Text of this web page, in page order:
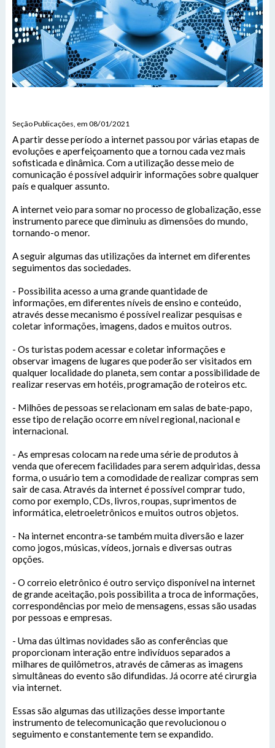
Seção Publicações, em 08/01/2021
A partir desse período a internet passou por várias etapas de
evoluções e aperfeiçoamento que a tornou cada vez mais
sofisticada e dinâmica. Com a utilização desse meio de
comunicação é possível adquirir informações sobre qualquer
país e qualquer assunto.
A internet veio para somar no processo de globalização, esse
instrumento parece que diminuiu as dimensões do mundo,
tornando-o menor.
A seguir algumas das utilizações da internet em diferentes
seguimentos das sociedades.
- Possibilita acesso a uma grande quantidade de
informações, em diferentes níveis de ensino e conteúdo,
através desse mecanismo é possível realizar pesquisas e
coletar informações, imagens, dados e muitos outros.
- Os turistas podem acessar e coletar informações e
observar imagens de lugares que poderão ser visitados em
qualquer localidade do planeta, sem contar a possibilidade de
realizar reservas em hotéis, programação de roteiros etc.
- Milhões de pessoas se relacionam em salas de bate-papo,
esse tipo de relação ocorre em nível regional, nacional e
internacional.
- As empresas colocam na rede uma série de produtos à
venda que oferecem facilidades para serem adquiridas, dessa
forma, o usuário tem a comodidade de realizar compras sem
sair de casa. Através da internet é possível comprar tudo,
como por exemplo, CDs, livros, roupas, suprimentos de
informática, eletroeletrônicos e muitos outros objetos.
- Na internet encontra-se também muita diversão e lazer
como jogos, músicas, vídeos, jornais e diversas outras
opções.
- O correio eletrônico é outro serviço disponível na internet
de grande aceitação, pois possibilita a troca de informações,
correspondências por meio de mensagens, essas são usadas
por pessoas e empresas.
- Uma das últimas novidades são as conferências que
proporcionam interação entre indivíduos separados a
milhares de quilômetros, através de câmeras as imagens
simultâneas do evento são difundidas. Já ocorre até cirurgia
via internet.
Essas são algumas das utilizações desse importante
instrumento de telecomunicação que revolucionou o
seguimento e constantemente tem se expandido.
Gerenciador
Webmail
SIC Físico
Endereço
Endereço e Contatos do atendimento físico da
Prefeitura Municipal de São Félix do Xingu